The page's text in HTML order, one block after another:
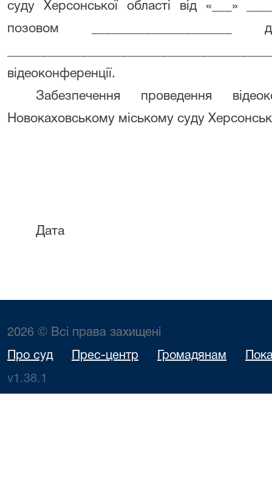
суду Херсонської області від «___»
позовом
відеоконференції.
Забезпечення проведення
Новокаховському міському суду
Дата
2026 © Всі права захищені
Про суд Прес-центр Громадянам
v1.38.1